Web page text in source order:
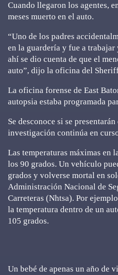
Cuando llegaron los agentes,
meses muerto en el auto.
“Uno de los padres
en la guardería y fue a
ahí se dio cuenta de que el
auto”, dijo la oficina del
La oficina forense de East
autopsia estaba programada
Se desconoce si se
investigación continúa en
Las temperaturas máximas en
los 90 grados. Un vehículo
grados y volverse mortal en
Administración Nacional de
Carreteras (Nhtsa). Por
la temperatura dentro de un
105 grados.
Un bebé de apenas un año de